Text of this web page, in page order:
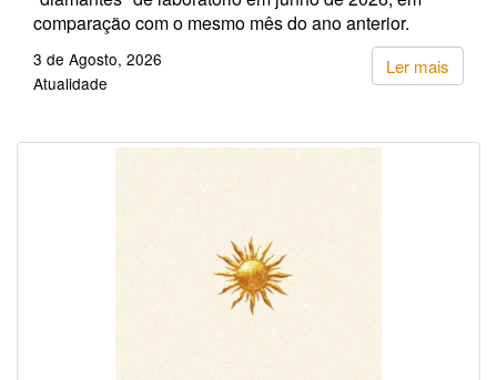
comparação com o mesmo mês do ano anterior.
Ler mais
3 de Agosto, 2026
Atualidade